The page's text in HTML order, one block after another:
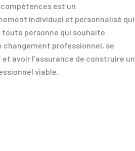
compétences est un
individuel et personnalisé qui
toute personne qui souhaite
changement professionnel, se
avoir l’assurance de construire un
viable.